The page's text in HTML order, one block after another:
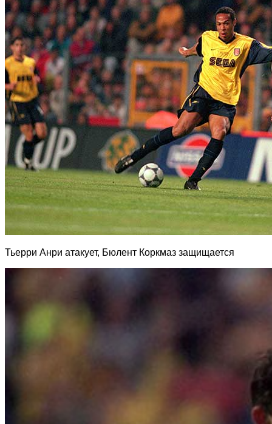
Тьерри Анри атакует, Бюлент Коркмаз защищается